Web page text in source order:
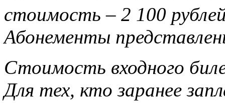
стоимость – 2 100
Абонементы
Стоимость входного
Для тех, кто заранее